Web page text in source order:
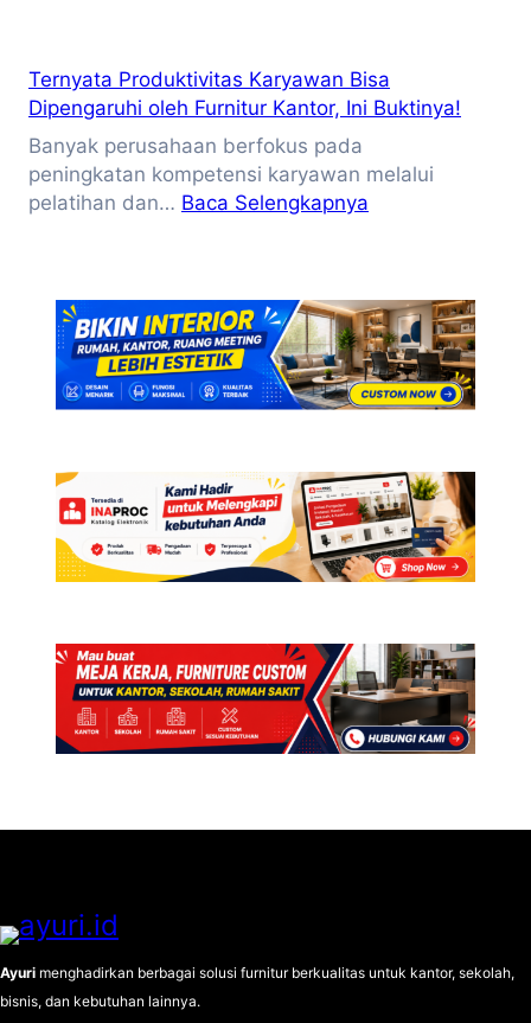
Metal,
Mana
yang
Lebih
Baik?
Ternyata Produktivitas Karyawan Bisa
Dipengaruhi oleh Furnitur Kantor, Ini Buktinya!
Banyak perusahaan berfokus pada
peningkatan kompetensi karyawan melalui
pelatihan dan… Baca Selengkapnya
Bisa
Dipengaruhi
oleh
Furnitur
Buktinya!
Ayuri menghadirkan berbagai solusi furnitur berkualitas untuk kantor, sekolah,
bisnis, dan kebutuhan lainnya.